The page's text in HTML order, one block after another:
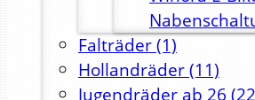
Falträder(1)
Hollandräder(11)
Jugendräder ab 26